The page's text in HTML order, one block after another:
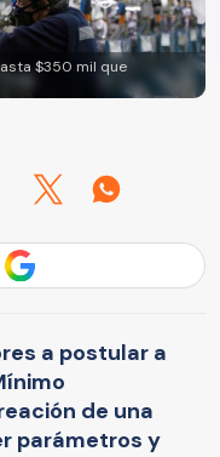
$350 mil que
a postular a
de una
parámetros y